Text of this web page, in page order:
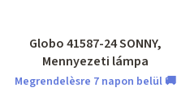
Globo 41587-24 SONNY,
Mennyezeti lámpa
Megrendelèsre 7 napon belül 🚚